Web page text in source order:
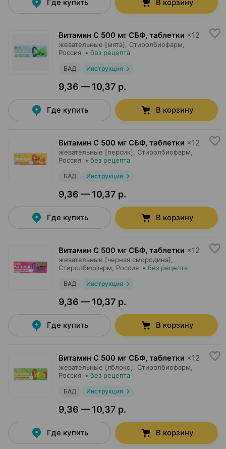
Где купить В корзину
Витамин C 500 мг СБФ, таблетки ×12
жевательные [мята], Стиролбиофарм
Россия • без рецепта
БАД Инструкция
9,36 — 10,37 р.
Где купить В корзину
Витамин C 500 мг СБФ, таблетки ×12
жевательные [персик], Стиролбиофарм
Россия • без рецепта
БАД Инструкция
9,36 — 10,37 р.
Где купить В корзину
Витамин C 500 мг СБФ, таблетки ×12
жевательные [черная смородина],
Стиролбиофарм , Россия • без рецепта
БАД Инструкция
9,36 — 10,37 р.
Где купить В корзину
Витамин C 500 мг СБФ, таблетки ×12
жевательные [яблоко], Стиролбиофарм
Россия • без рецепта
БАД Инструкция
9,36 — 10,37 р.
Где купить В корзину